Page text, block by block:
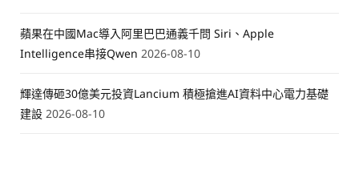
蘋果在中國Mac導入阿里巴巴通義千問 Siri、Apple
Intelligence串接Qwen 2026-08-10
輝達傳砸30億美元投資Lancium 積極搶進AI資料中心電力基礎
建設 2026-08-10